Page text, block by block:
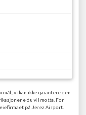
vi kan ikke garantere den
du vil motta. For
på Jerez Airport.